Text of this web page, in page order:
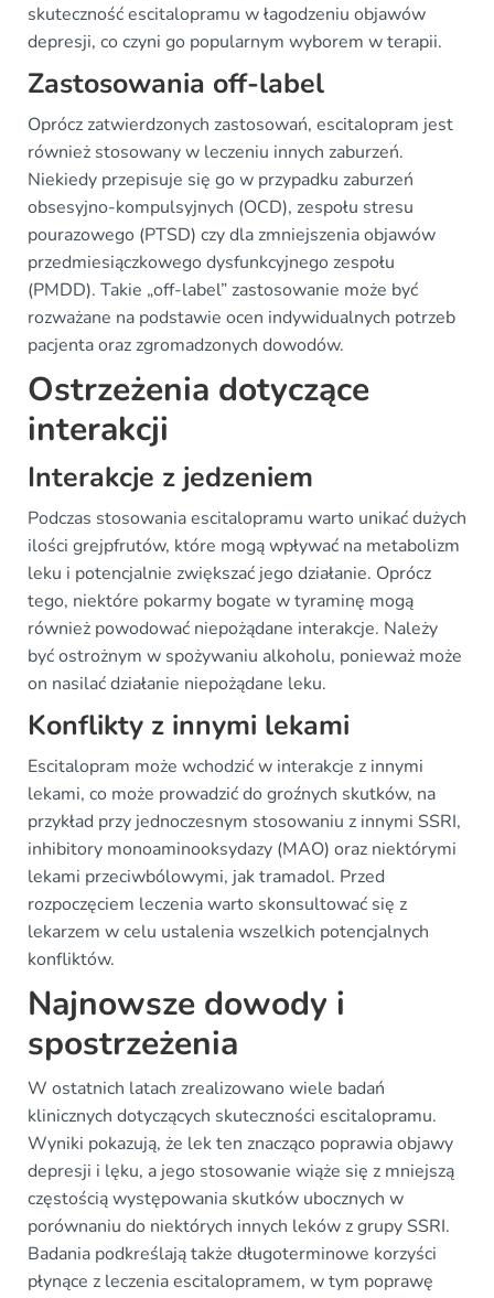
skuteczność escitalopramu w łagodzeniu objawów
depresji, co czyni go popularnym wyborem w terapii.
Zastosowania off-label
Oprócz zatwierdzonych zastosowań, escitalopram jest
również stosowany w leczeniu innych zaburzeń.
Niekiedy przepisuje się go w przypadku zaburzeń
obsesyjno-kompulsyjnych (OCD), zespołu stresu
pourazowego (PTSD) czy dla zmniejszenia objawów
przedmiesiączkowego dysfunkcyjnego zespołu
(PMDD). Takie „off-label” zastosowanie może być
rozważane na podstawie ocen indywidualnych potrzeb
pacjenta oraz zgromadzonych dowodów.
Ostrzeżenia dotyczące
interakcji
Interakcje z jedzeniem
Podczas stosowania escitalopramu warto unikać dużych
ilości grejpfrutów, które mogą wpływać na metabolizm
leku i potencjalnie zwiększać jego działanie. Oprócz
tego, niektóre pokarmy bogate w tyraminę mogą
również powodować niepożądane interakcje. Należy
być ostrożnym w spożywaniu alkoholu, ponieważ może
on nasilać działanie niepożądane leku.
Konflikty z innymi lekami
Escitalopram może wchodzić w interakcje z innymi
lekami, co może prowadzić do groźnych skutków, na
przykład przy jednoczesnym stosowaniu z innymi SSRI,
inhibitory monoaminooksydazy (MAO) oraz niektórymi
lekami przeciwbólowymi, jak tramadol. Przed
rozpoczęciem leczenia warto skonsultować się z
lekarzem w celu ustalenia wszelkich potencjalnych
konfliktów.
Najnowsze dowody i
spostrzeżenia
W ostatnich latach zrealizowano wiele badań
klinicznych dotyczących skuteczności escitalopramu.
Wyniki pokazują, że lek ten znacząco poprawia objawy
depresji i lęku, a jego stosowanie wiąże się z mniejszą
częstością występowania skutków ubocznych w
porównaniu do niektórych innych leków z grupy SSRI.
Badania podkreślają także długoterminowe korzyści
płynące z leczenia escitalopramem, w tym poprawę